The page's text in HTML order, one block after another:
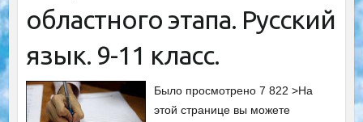
областного этапа. Русский
язык. 9-11 класс.
Было просмотрено 7 822 >На
этой странице вы можете